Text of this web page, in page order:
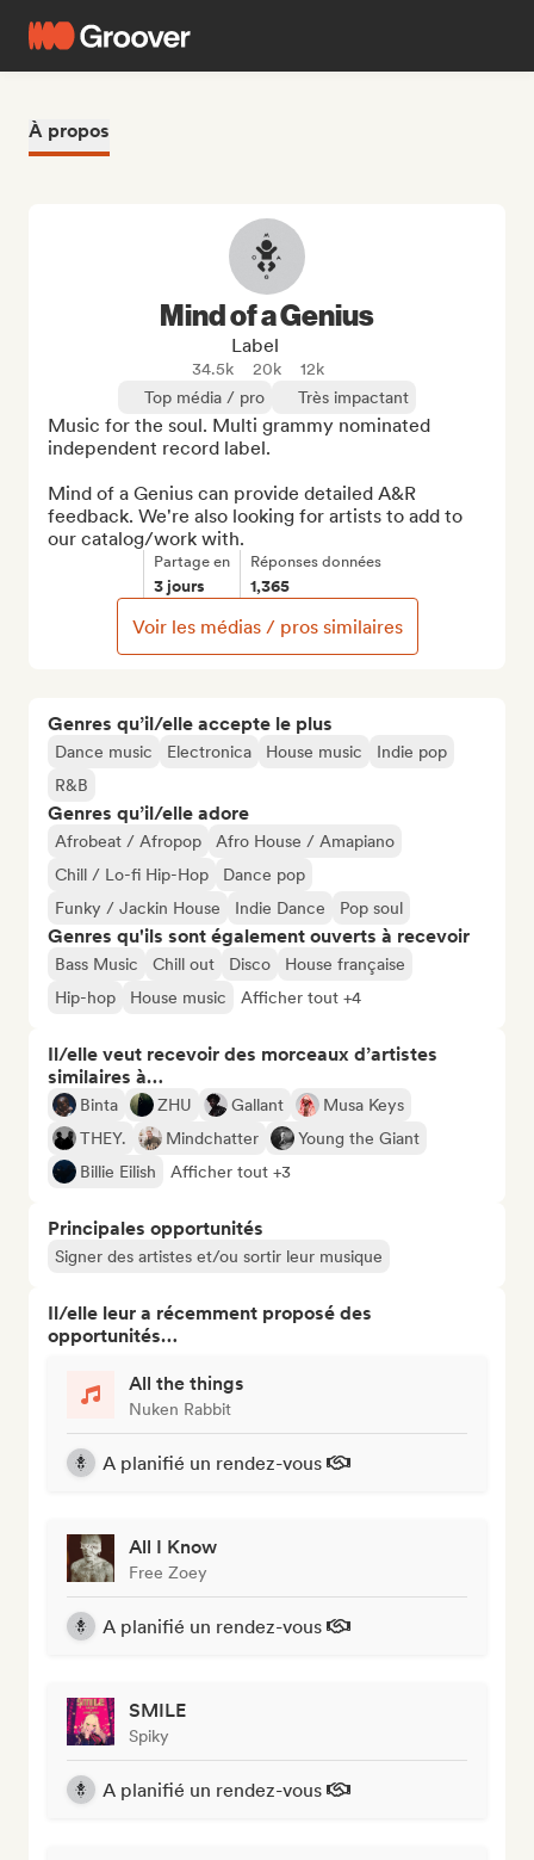
À propos
Genres qu’il/elle accepte le plus
Dance music Electronica House music
Indie pop
R&B
Genres qu’il/elle adore
Afrobeat / Afropop
Afro House / Amapiano
Chill / Lo-fi Hip-Hop
Dance pop
Funky / Jackin House
Indie Dance Pop soul
Genres qu'ils sont également ouverts à recevoir
Bass Music Chill out Disco
House française
Hip-hop
House music Afficher tout +4
Il/elle veut recevoir des morceaux d’artistes
similaires à…
Binta ZHU Gallant
Musa Keys
THEY.
Mindchatter
Young the Giant
Billie Eilish
Afficher tout +3
Principales opportunités
Signer des artistes et/ou sortir leur musique
Il/elle leur a récemment proposé des
opportunités…
All the things
Nuken Rabbit
A planifié un rendez-vous
All I Know
Free Zoey
A planifié un rendez-vous
SMILE
Spiky
A planifié un rendez-vous
Mind of a Genius
Label
34.5k 20k
12k
Top média / pro
Très impactant
Music for the soul. Multi grammy nominated
independent record label.
Mind of a Genius can provide detailed A&R
feedback. We're also looking for artists to add to
our catalog/work with.
Partage en
3 jours
Réponses données
1,365
Voir les médias / pros similaires